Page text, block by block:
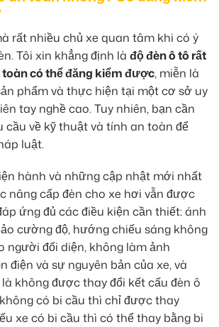
rất nhiều chủ xe quan tâm khi có ý
Tôi xin khẳng định là độ đèn ô tô rất
có thể đăng kiểm được, miễn là
phẩm và thực hiện tại một cơ sở uy
tay nghề cao. Tuy nhiên, bạn cần
cầu về kỹ thuật và tính an toàn để
luật.
hành và những cập nhật mới nhất
nâng cấp đèn cho xe hơi vẫn được
ứng đủ các điều kiện cần thiết: ánh
cường độ, hướng chiếu sáng không
người đối diện, không làm ảnh
điện và sự nguyên bản của xe, và
không được thay đổi kết cấu đèn ô
có bi cầu thì chỉ được thay
xe có bi cầu thì có thể thay bằng bi